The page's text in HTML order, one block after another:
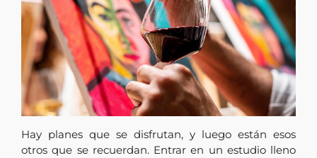
Hay planes que se disfrutan, y luego están esos
otros que se recuerdan. Entrar en un estudio lleno